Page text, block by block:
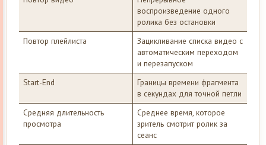
воспроизведение одного
ролика без остановки
Повтор плейлиста
Зацикливание списка видео с
автоматическим переходом
и перезапуском
Start-End
Границы времени фрагмента
в секундах для точной петли
Средняя длительность
просмотра
Среднее время, которое
зритель смотрит ролик за
сеанс